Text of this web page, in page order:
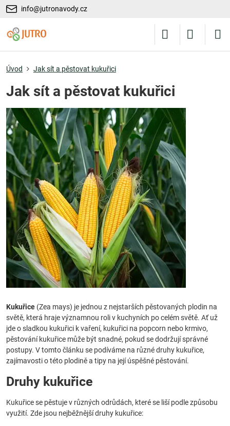
info@jutronavody.cz
Úvod Jak sít a pěstovat kukuřici
Jak sít a pěstovat kukuřici
Kukuřice (Zea mays) je jednou z nejstarších pěstovaných plodin na
světě, která hraje významnou roli v kuchyních po celém světě. Ať už
jde o sladkou kukuřici k vaření, kukuřici na popcorn nebo krmivo,
pěstování kukuřice může být snadné, pokud se dodržují správné
postupy. V tomto článku se podíváme na různé druhy kukuřice,
zajímavosti o této plodině a tipy na její úspěšné pěstování.
Druhy kukuřice
Kukuřice se pěstuje v různých odrůdách, které se liší podle způsobu
využití. Zde jsou nejběžnější druhy kukuřice: